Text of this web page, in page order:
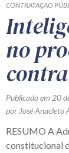
CONTRATAÇÃO
no
Publicado em 20
por José Anacleto
RESUMO A
constitucional